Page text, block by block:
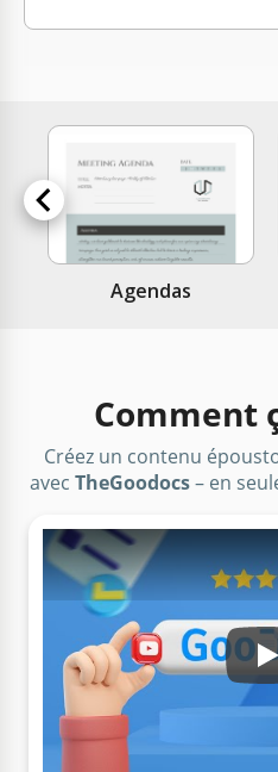
Agendas
Comment
Créez un contenu
avec TheGoodocs– en